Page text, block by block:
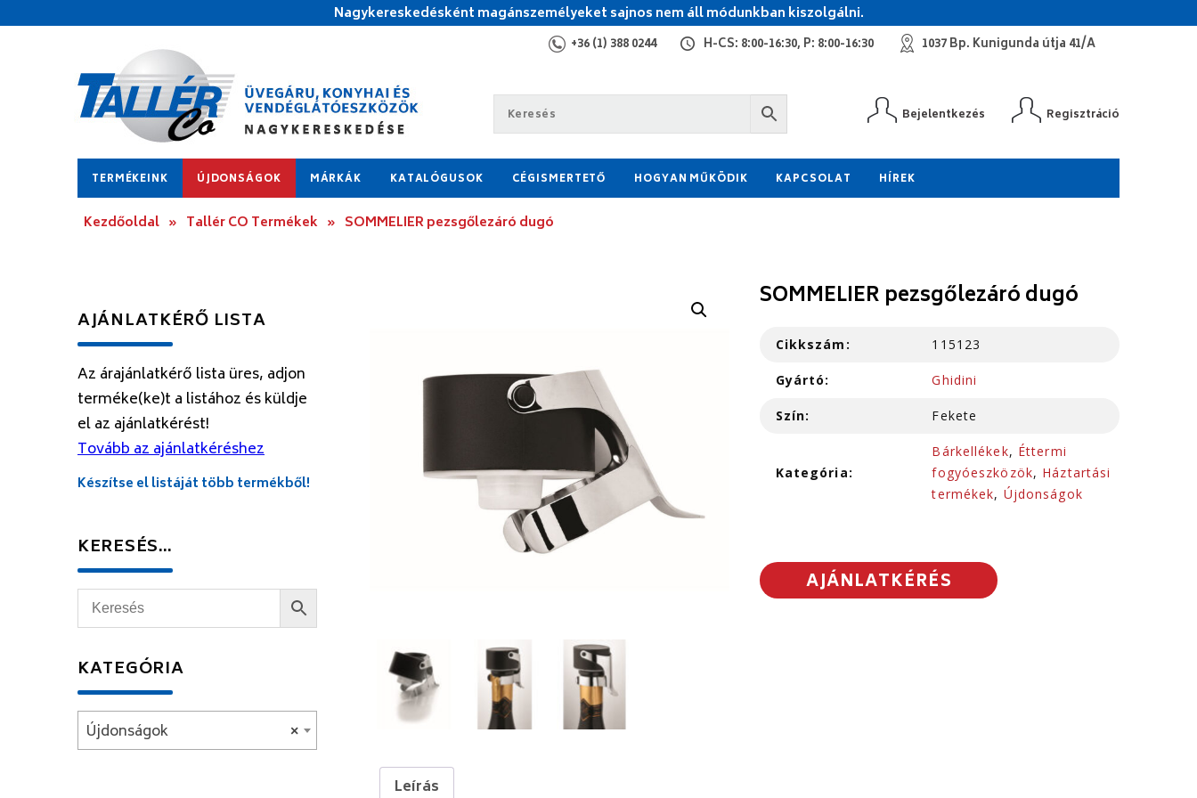
Nagykereskedésként magánszemélyeket sajnos nem áll módunkban kiszolgálni.
+36 (1) 388 0244 H-CS: 8:00-16:30, P: 8:00-16:30 1037 Bp. Kunigunda útja 41/A
Bejelentkezés Regisztráció
TERMÉKEINK ÚJDONSÁGOK MÁRKÁK KATALÓGUSOK CÉGISMERTETŐ HOGYAN MŰKÖDIK KAPCSOLAT HÍREK
Kezdőoldal » Tallér CO Termékek » SOMMELIER pezsgőlezáró dugó
SOMMELIER pezsgőlezáró dugó
Cikkszám: 115123
Gyártó: Ghidini
Szín: Fekete
Kategória:
Bárkellékek, Éttermi
fogyóeszközök, Háztartási
termékek, Újdonságok
AJÁNLATKÉRÉS
Leírás
AJÁNLATKÉRŐ LISTA
Az árajánlatkérő lista üres, adjon
terméke(ke)t a listához és küldje
el az ajánlatkérést!
Tovább az ajánlatkéréshez
Készítse el listáját több termékből!
KERESÉS…
KATEGÓRIA
×
Újdonságok